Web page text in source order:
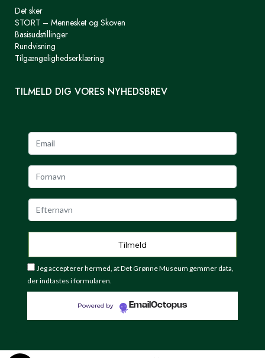
Det sker
STORT – Mennesket og Skoven
Basisudstillinger
Rundvisning
Tilgængelighedserklæring
TILMELD DIG VORES NYHEDSBREV
Jeg accepterer hermed, at Det Grønne Museum gemmer data,
der indtastes i formularen.
Powered by EmailOctopus